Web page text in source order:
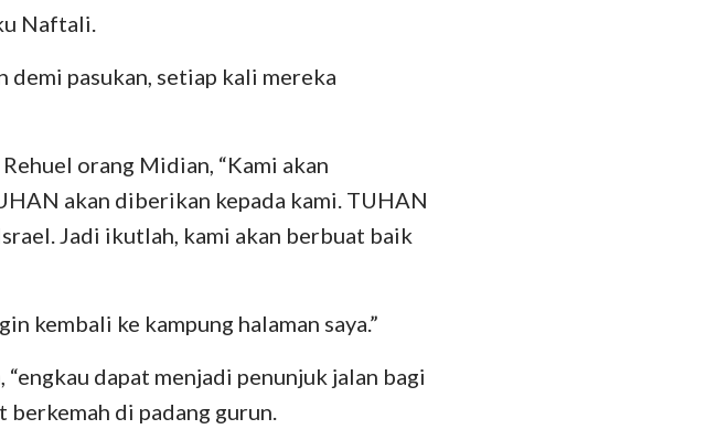
Naftali.
demi pasukan, setiap kali mereka
orang Midian, “Kami akan
akan diberikan kepada kami. TUHAN
Jadi ikutlah, kami akan berbuat baik
kembali ke kampung halaman saya.”
“engkau dapat menjadi penunjuk jalan bagi
berkemah di padang gurun.